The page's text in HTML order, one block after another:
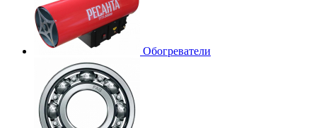
Обогреватели